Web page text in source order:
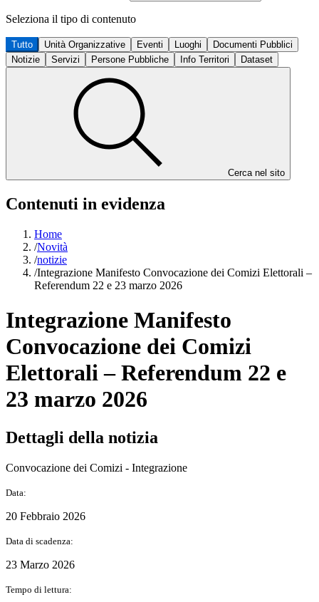
Seleziona il tipo di contenuto
Tutto Unità Organizzative Eventi Luoghi
Documenti Pubblici
Notizie
Servizi Persone Pubbliche Info Territori Dataset
Cerca nel sito
Contenuti in evidenza
Home
/Novità
/notizie
/Integrazione Manifesto Convocazione dei Comizi Elettorali –
Referendum 22 e 23 marzo 2026
Integrazione Manifesto
Convocazione dei Comizi
Elettorali – Referendum 22 e
23 marzo 2026
Dettagli della notizia
Convocazione dei Comizi - Integrazione
Data:
20 Febbraio 2026
Data di scadenza:
23 Marzo 2026
Tempo di lettura: